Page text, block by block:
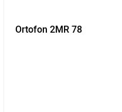
Ortofon 2MR 78